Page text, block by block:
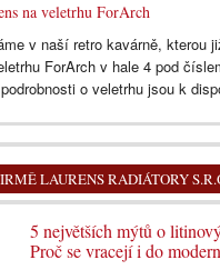
na veletrhu ForArch
v naší retro kavárně, kterou
ForArch v hale 4 pod
o veletrhu jsou k
LAURENS RADIÁTORY
5 největších mýtů o
Proč se vracejí i do